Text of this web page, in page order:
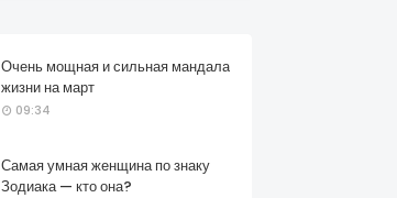
Очень мощная и сильная мандала
жизни на март
09:34
Самая умная женщина по знаку
Зодиака — кто она?